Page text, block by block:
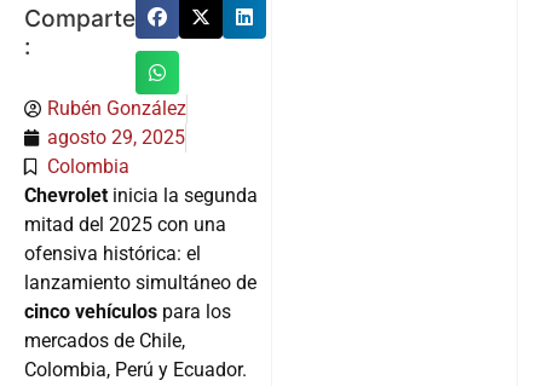
Comparte
:
Rubén González
agosto 29, 2025
Colombia
Chevrolet inicia la segunda
mitad del 2025 con una
ofensiva histórica: el
lanzamiento simultáneo de
cinco vehículos para los
mercados de Chile,
Colombia, Perú y Ecuador.